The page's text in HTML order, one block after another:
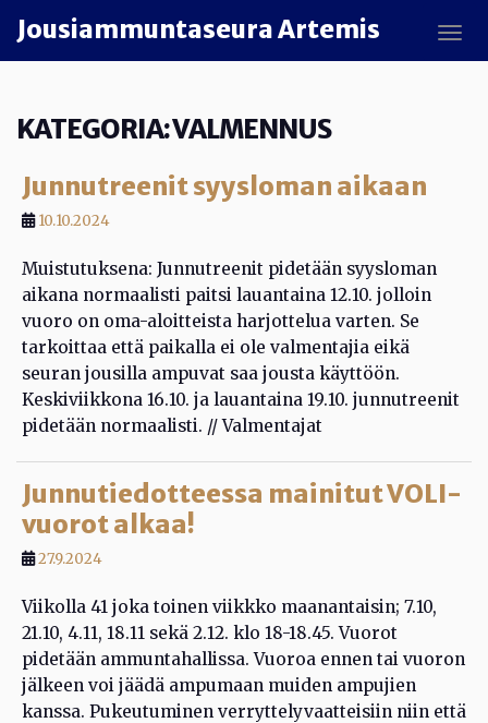
Jousiammuntaseura Artemis
KATEGORIA:VALMENNUS
Junnutreenit syysloman aikaan
10.10.2024
Muistutuksena: Junnutreenit pidetään syysloman
aikana normaalisti paitsi lauantaina 12.10. jolloin
vuoro on oma-aloitteista harjottelua varten. Se
tarkoittaa että paikalla ei ole valmentajia eikä
seuran jousilla ampuvat saa jousta käyttöön.
Keskiviikkona 16.10. ja lauantaina 19.10. junnutreenit
pidetään normaalisti. // Valmentajat
Junnutiedotteessa mainitut VOLI-
vuorot alkaa!
27.9.2024
Viikolla 41 joka toinen viikkko maanantaisin; 7.10,
21.10, 4.11, 18.11 sekä 2.12. klo 18-18.45. Vuorot
pidetään ammuntahallissa. Vuoroa ennen tai vuoron
jälkeen voi jäädä ampumaan muiden ampujien
kanssa. Pukeutuminen verryttelyvaatteisiin niin että